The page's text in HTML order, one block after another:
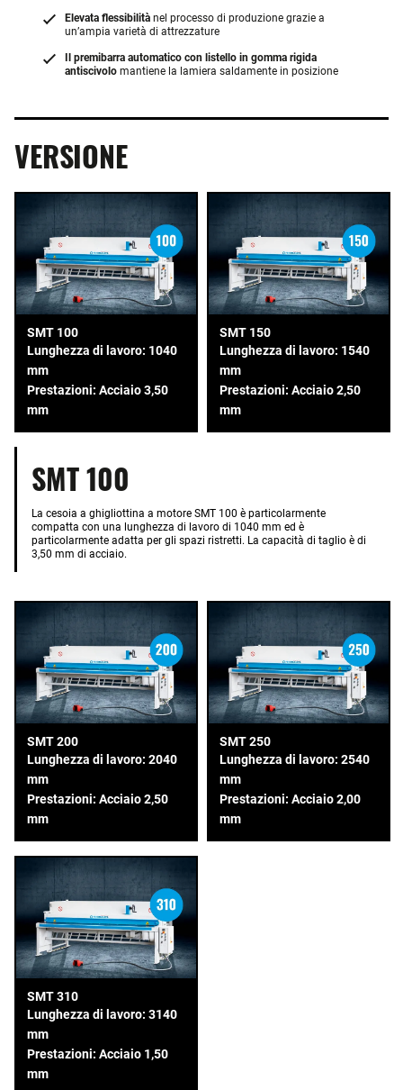
Elevata flessibilità nel processo di produzione grazie a
un’ampia varietà di attrezzature
Il premibarra automatico con listello in gomma rigida
antiscivolo mantiene la lamiera saldamente in posizione
VERSIONE
SMT 100
Lunghezza di lavoro: 1040
mm
Prestazioni: Acciaio 3,50
mm
SMT 150
Lunghezza di lavoro: 1540
mm
Prestazioni: Acciaio 2,50
mm
SMT 100
La cesoia a ghigliottina a motore SMT 100 è particolarmente
compatta con una lunghezza di lavoro di 1040 mm ed è
particolarmente adatta per gli spazi ristretti. La capacità di taglio è di
3,50 mm di acciaio.
SMT 200
Lunghezza di lavoro: 2040
mm
Prestazioni: Acciaio 2,50
mm
SMT 250
Lunghezza di lavoro: 2540
mm
Prestazioni: Acciaio 2,00
mm
SMT 310
Lunghezza di lavoro: 3140
mm
Prestazioni: Acciaio 1,50
mm